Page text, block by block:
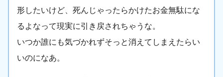
形したいけど、死んじゃったらかけたお金無駄にな
るよなって現実に引き戻されちゃうな。
いつか誰にも気づかれずそっと消えてしまえたらい
いのになあ。